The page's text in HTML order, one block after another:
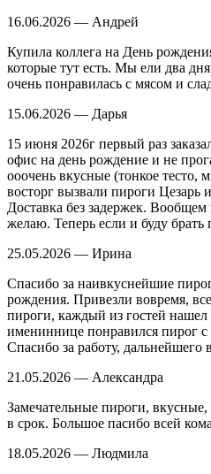
16.06.2026 — Андрей
Купила коллега на День
которые тут есть. Мы ели два
очень понравилась с мясом и
15.06.2026 — Дарья
15 июня 2026г первый раз
офис на день рождение и не
ооочень вкусные (тонкое тесто,
восторг вызвали пироги Цезарь
Доставка без задержек. Вообщем
желаю. Теперь если и буду брать
25.05.2026 — Ирина
Спасибо за наивкуснейшие
рождения. Привезли вовремя,
пироги, каждый из гостей
имениннице понравился пирог
Спасибо за работу, дальнейшего
21.05.2026 — Александра
Замечательные пироги, вкусные,
в срок. Большое пасибо всей
18.05.2026 — Людмила